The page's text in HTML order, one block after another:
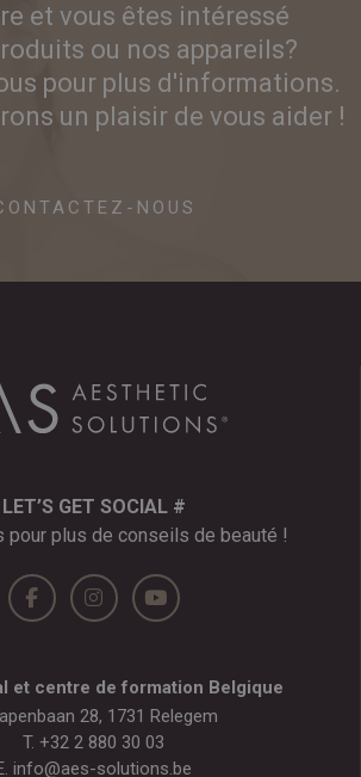
et vous êtes intéressé
ou nos appareils?
pour plus d'informations.
un plaisir de vous aider !
NOUS
LET’S GET SOCIAL #
pour plus de conseils de beauté !
et centre de formation Belgique
28, 1731 Relegem
T. +32 2 880 30 03
info@aes-solutions.be